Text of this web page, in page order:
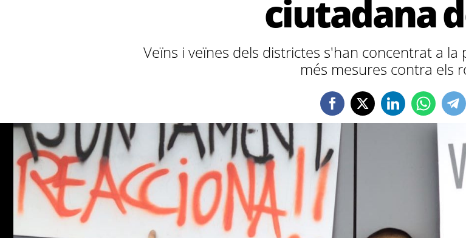
ciutadana
Veïns i veïnes dels districtes s'han concentrat a
més mesures contra els